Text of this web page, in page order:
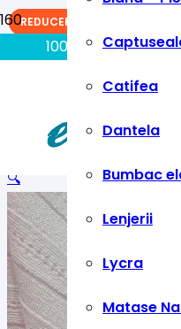
100% aici gasiti tot
Catifea
Dantela
Bumbac
Lenjerii
Lycra
Matase
🔍
REDUCERI!
REDUCERI!
REDUCERI!